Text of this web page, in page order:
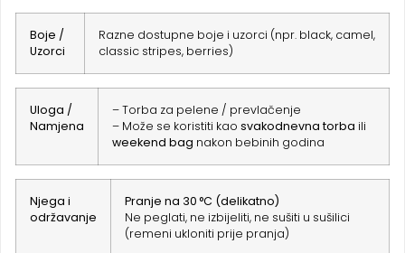
Boje /
Uzorci
Razne dostupne boje i uzorci (npr. black, camel,
classic stripes, berries)
Uloga /
Namjena
– Torba za pelene / prevlačenje
– Može se koristiti kao svakodnevna torba ili
weekend bag nakon bebinih godina
Njega i
održavanje
Pranje na 30 °C (delikatno)
Ne peglati, ne izbijeliti, ne sušiti u sušilici
(remeni ukloniti prije pranja)